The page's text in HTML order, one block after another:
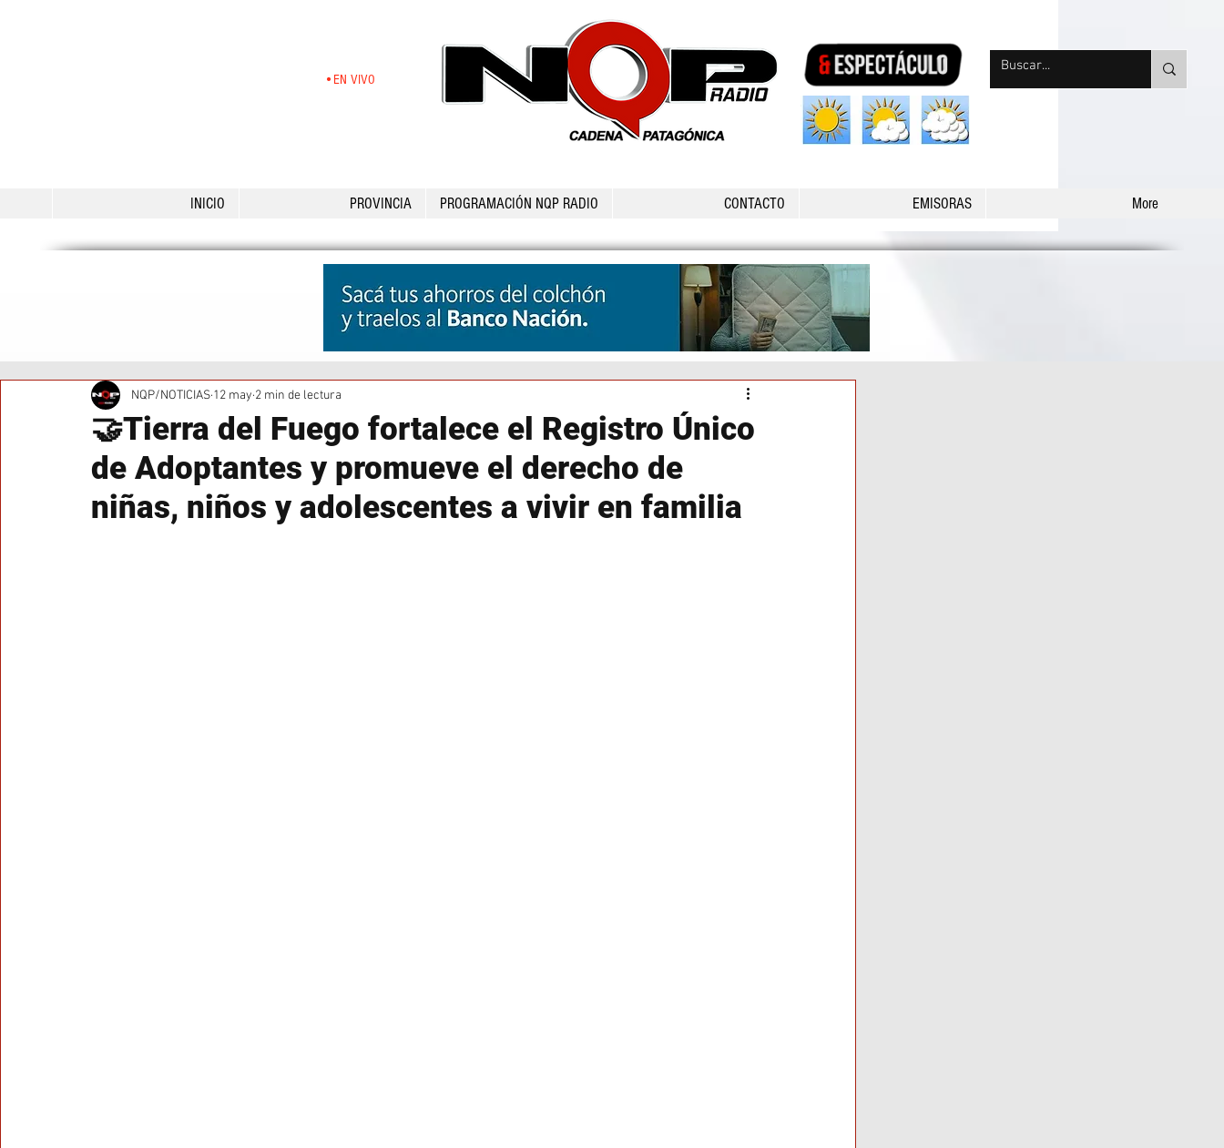
•EN VIVO
INICIO PROVINCIA PROGRAMACIÓN NQP RADIO CONTACTO EMISORAS More
🤝Tierra del Fuego fortalece el Registro Único
de Adoptantes y promueve el derecho de
niñas, niños y adolescentes a vivir en familia
NQP/NOTICIAS 12 may 2 min de lectura